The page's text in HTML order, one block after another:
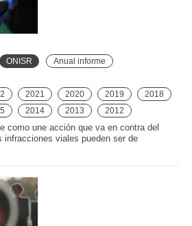
ONISR
Anual informe
2021 2020 2019
2018
2014 2013 2012
como une acción que va en contra del
infracciones viales pueden ser de